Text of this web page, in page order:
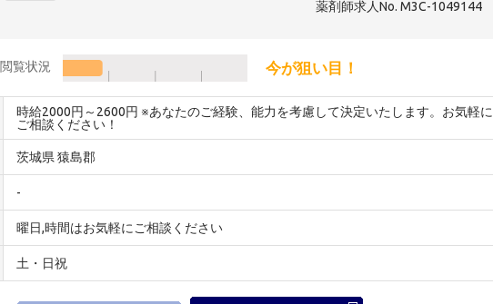
薬剤師求人No. M3C-1049144
閲覧状況 今が狙い目！
時給2000円～2600円 ※あなたのご経験、能力を考慮して決定いたします。お気軽に
ご相談ください！
茨城県 猿島郡
-
曜日,時間はお気軽にご相談ください
土・日祝